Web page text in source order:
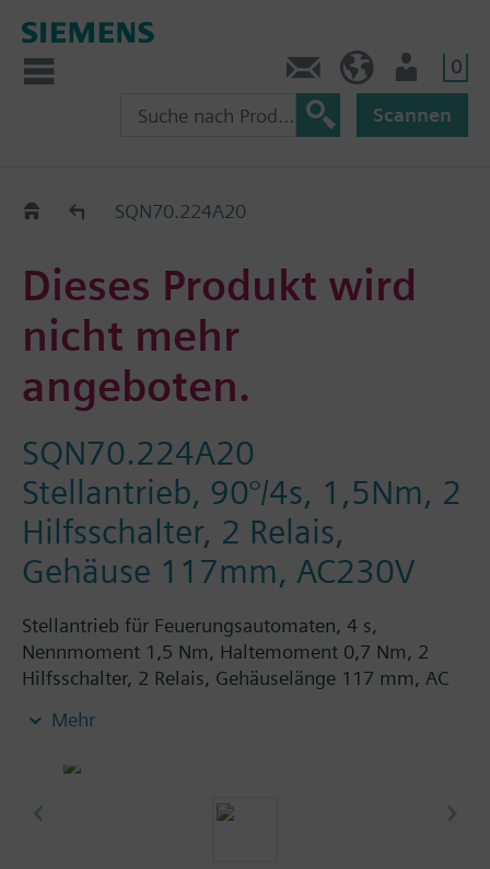
0
Scannen
Austauschhilfe
SQN70.224A20
Dieses Produkt wird
nicht mehr
angeboten.
SQN70.224A20
Stellantrieb, 90°/4s, 1,5Nm, 2
Hilfsschalter, 2 Relais,
Gehäuse 117mm, AC230V
Stellantrieb für Feuerungsautomaten, 4 s,
Nennmoment 1,5 Nm, Haltemoment 0,7 Nm, 2
Hilfsschalter, 2 Relais, Gehäuselänge 117 mm, AC
Mehr